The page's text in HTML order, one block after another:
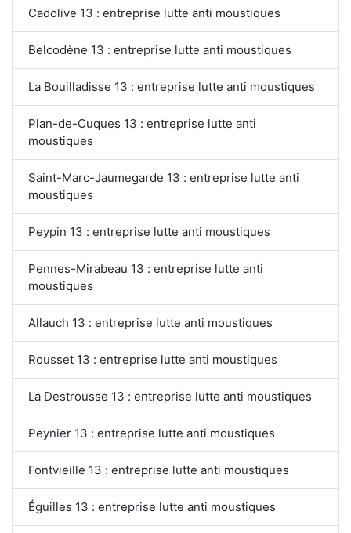
Cadolive 13 : entreprise lutte anti moustiques
Belcodène 13 : entreprise lutte anti moustiques
La Bouilladisse 13 : entreprise lutte anti moustiques
Plan-de-Cuques 13 : entreprise lutte anti
moustiques
Saint-Marc-Jaumegarde 13 : entreprise lutte anti
moustiques
Peypin 13 : entreprise lutte anti moustiques
Pennes-Mirabeau 13 : entreprise lutte anti
moustiques
Allauch 13 : entreprise lutte anti moustiques
Rousset 13 : entreprise lutte anti moustiques
La Destrousse 13 : entreprise lutte anti moustiques
Peynier 13 : entreprise lutte anti moustiques
Fontvieille 13 : entreprise lutte anti moustiques
Éguilles 13 : entreprise lutte anti moustiques